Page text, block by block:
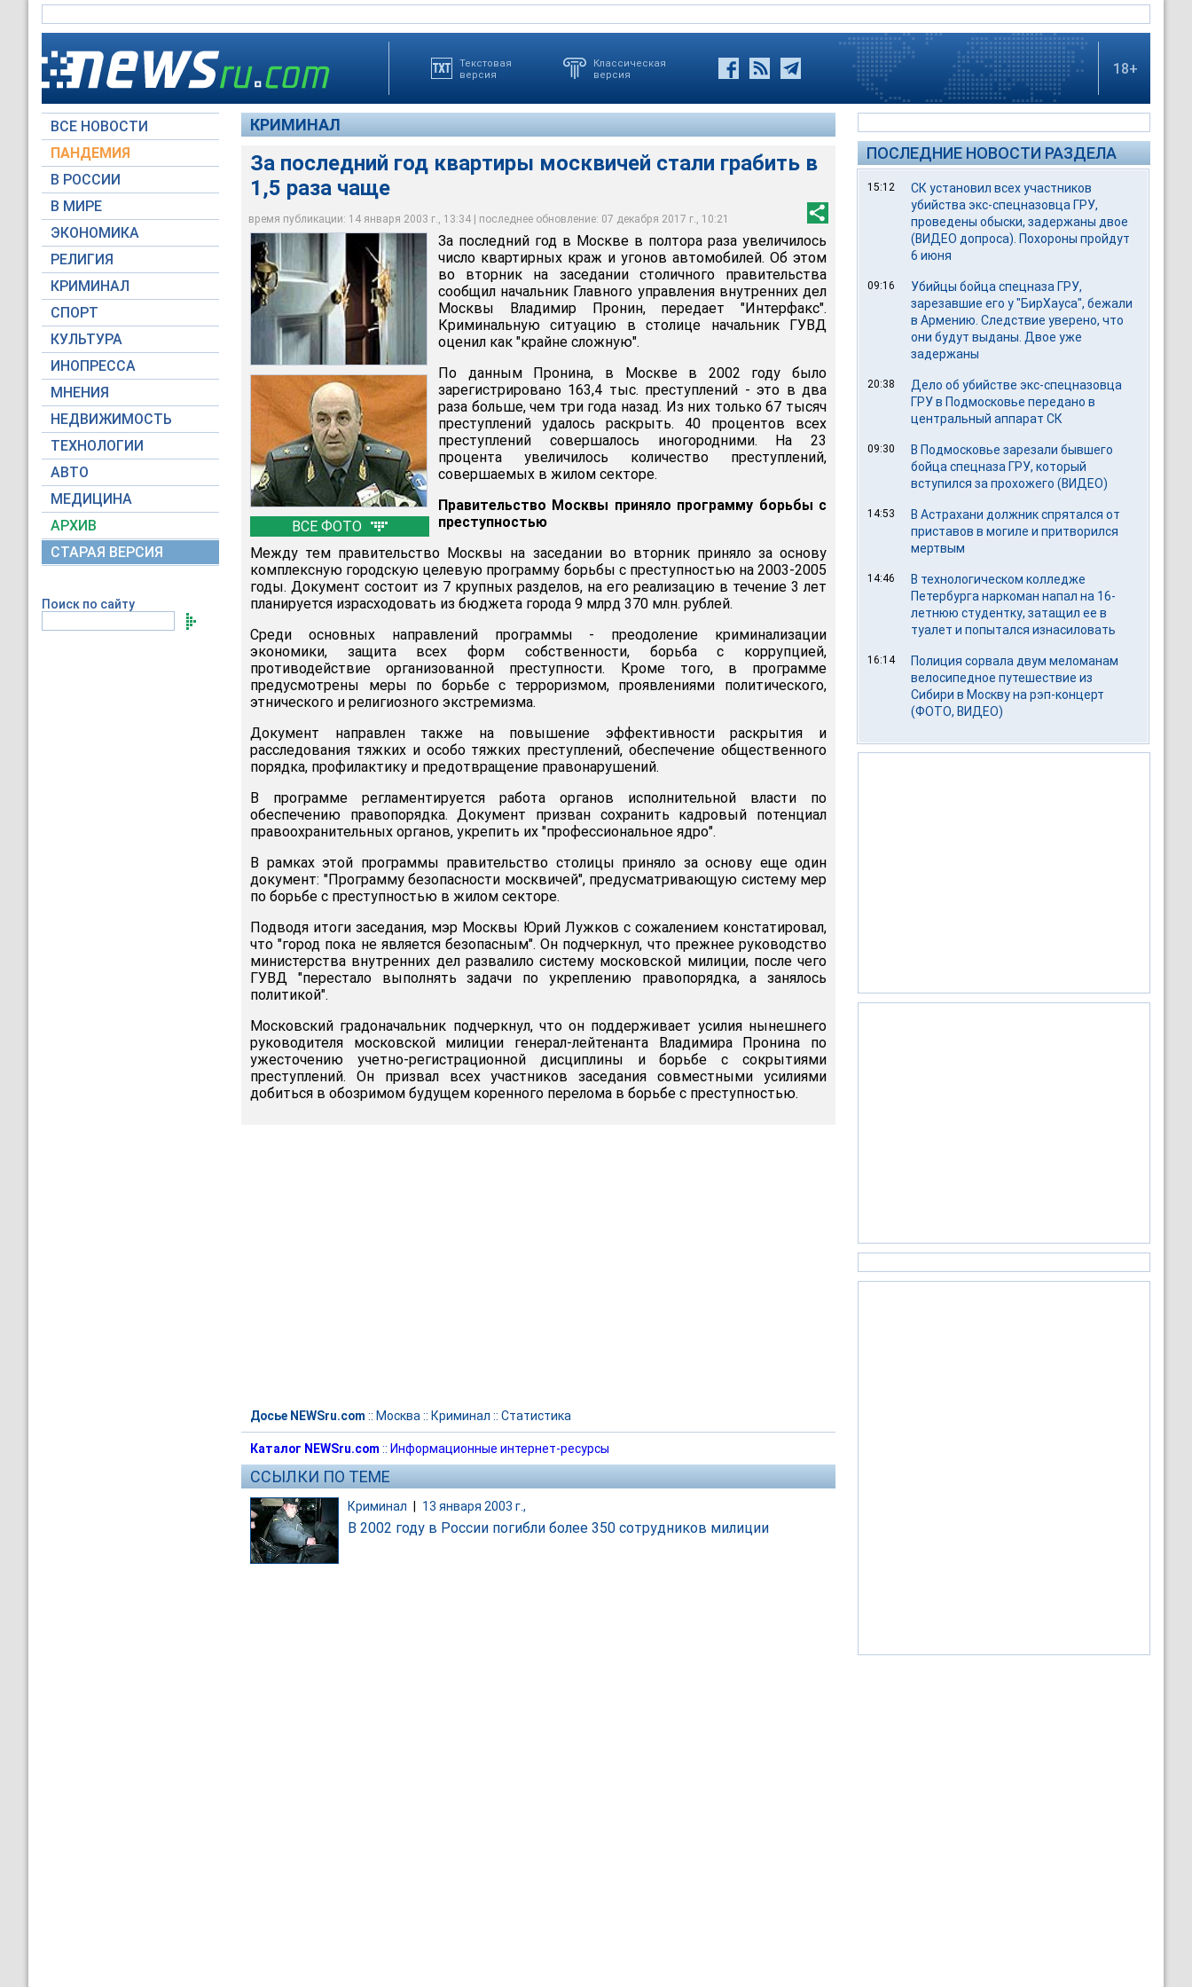
Текстовая
версия
Классическая
версия
18+
ВСЕ НОВОСТИ
ПАНДЕМИЯ
В РОССИИ
В МИРЕ
ЭКОНОМИКА
РЕЛИГИЯ
КРИМИНАЛ
СПОРТ
КУЛЬТУРА
ИНОПРЕССА
МНЕНИЯ
НЕДВИЖИМОСТЬ
ТЕХНОЛОГИИ
АВТО
МЕДИЦИНА
АРХИВ
СТАРАЯ ВЕРСИЯ
Поиск по сайту
КРИМИНАЛ
За последний год квартиры москвичей стали грабить в
1,5 раза чаще
время публикации: 14 января 2003 г., 13:34 | последнее обновление: 07 декабря 2017 г., 10:21
ВСЕ ФОТО
За последний год квартиры москвичей стали грабить в 1,5 раза чаще
Архив NEWSru.com
Владимир Пронин
Архив NEWSru.com
Правительство Москвы приняло программу борьбы с преступностью
Архив NEWSru.com
За последний год в Москве в полтора раза увеличилось
число квартирных краж и угонов автомобилей. Об этом
во вторник на заседании столичного правительства
сообщил начальник Главного управления внутренних дел
Москвы Владимир Пронин, передает "Интерфакс".
Криминальную ситуацию в столице начальник ГУВД
оценил как "крайне сложную".
По данным Пронина, в Москве в 2002 году было
зарегистрировано 163,4 тыс. преступлений - это в два
раза больше, чем три года назад. Из них только 67 тысяч
преступлений удалось раскрыть. 40 процентов всех
преступлений совершалось иногородними. На 23
процента увеличилось количество преступлений,
совершаемых в жилом секторе.
Правительство Москвы приняло программу борьбы с
преступностью
Между тем правительство Москвы на заседании во вторник приняло за основу
комплексную городскую целевую программу борьбы с преступностью на 2003-2005
годы. Документ состоит из 7 крупных разделов, на его реализацию в течение 3 лет
планируется израсходовать из бюджета города 9 млрд 370 млн. рублей.
Среди основных направлений программы - преодоление криминализации
экономики, защита всех форм собственности, борьба с коррупцией,
противодействие организованной преступности. Кроме того, в программе
предусмотрены меры по борьбе с терроризмом, проявлениями политического,
этнического и религиозного экстремизма.
Документ направлен также на повышение эффективности раскрытия и
расследования тяжких и особо тяжких преступлений, обеспечение общественного
порядка, профилактику и предотвращение правонарушений.
В программе регламентируется работа органов исполнительной власти по
обеспечению правопорядка. Документ призван сохранить кадровый потенциал
правоохранительных органов, укрепить их "профессиональное ядро".
В рамках этой программы правительство столицы приняло за основу еще один
документ: "Программу безопасности москвичей", предусматривающую систему мер
по борьбе с преступностью в жилом секторе.
Подводя итоги заседания, мэр Москвы Юрий Лужков с сожалением констатировал,
что "город пока не является безопасным". Он подчеркнул, что прежнее руководство
министерства внутренних дел развалило систему московской милиции, после чего
ГУВД "перестало выполнять задачи по укреплению правопорядка, а занялось
политикой".
Московский градоначальник подчеркнул, что он поддерживает усилия нынешнего
руководителя московской милиции генерал-лейтенанта Владимира Пронина по
ужесточению учетно-регистрационной дисциплины и борьбе с сокрытиями
преступлений. Он призвал всех участников заседания совместными усилиями
добиться в обозримом будущем коренного перелома в борьбе с преступностью.
Досье NEWSru.com :: Москва :: Криминал :: Статистика
Каталог NEWSru.com :: Информационные интернет-ресурсы
ССЫЛКИ ПО ТЕМЕ
Криминал 13 января 2003 г.,
В 2002 году в России погибли более 350 сотрудников милиции
ПОСЛЕДНИЕ НОВОСТИ РАЗДЕЛА
15:12
СК установил всех участников
убийства экс-спецназовца ГРУ,
проведены обыски, задержаны двое
(ВИДЕО допроса). Похороны пройдут
6 июня
09:16
Убийцы бойца спецназа ГРУ,
зарезавшие его у "БирХауса", бежали
в Армению. Следствие уверено, что
они будут выданы. Двое уже
задержаны
20:38
Дело об убийстве экс-спецназовца
ГРУ в Подмосковье передано в
центральный аппарат СК
09:30
В Подмосковье зарезали бывшего
бойца спецназа ГРУ, который
вступился за прохожего (ВИДЕО)
14:53
В Астрахани должник спрятался от
приставов в могиле и притворился
мертвым
14:46
В технологическом колледже
Петербурга наркоман напал на 16-
летнюю студентку, затащил ее в
туалет и попытался изнасиловать
16:14
Полиция сорвала двум меломанам
велосипедное путешествие из
Сибири в Москву на рэп-концерт
(ФОТО, ВИДЕО)